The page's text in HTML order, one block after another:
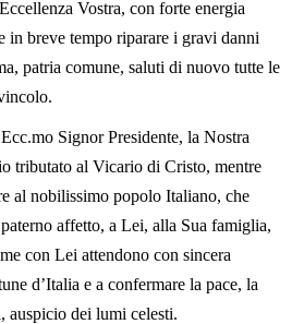
Vostra, con forte energia
in breve tempo riparare i gravi danni
patria comune, saluti di nuovo tutte le
Signor Presidente, la Nostra
tributato al Vicario di Cristo, mentre
al nobilissimo popolo Italiano, che
affetto, a Lei, alla Sua famiglia,
con Lei attendono con sincera
d’Italia e a confermare la pace, la
auspicio dei lumi celesti.